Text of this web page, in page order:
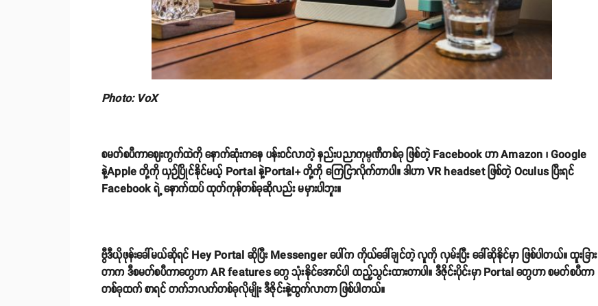
Photo: VoX
စမတ်စပီကာဈေးကွက်ထဲကို နောက်ဆုံးကနေ ပန်းဝင်လာတဲ့ နည်းပညာကုမ္ပဏီတစ်ခု ဖြစ်တဲ့ Facebook ဟာ Amazon ၊ Google
နဲ့Apple တို့ကို ယှဉ်ပြိုင်နိုင်မယ့် Portal နဲ့Portal+ တို့ကို ကြေငြာလိုက်တာပါ။ ဒါဟာ VR headset ဖြစ်တဲ့ Oculus ပြီးရင်
Facebook ရဲ့ နောက်ထပ် ထုတ်ကုန်တစ်ခုဆိုလည်း မမှားပါဘူး။
ဗွီဒီယိုဖုန်းခေါ်မယ်ဆိုရင် Hey Portal ဆိုပြီး Messenger ပေါ်က ကိုယ်ခေါ်ချင်တဲ့ လူကို လှမ်းပြီး ခေါ်ဆိုနိုင်မှာ ဖြစ်ပါတယ်။ ထူးခြား
တာက ဒီစမတ်စပီကာတွေဟာ AR features တွေ သုံးနိုင်အောင်ပါ ထည့်သွင်းထားတာပါ။ ဒီဇိုင်းပိုင်းမှာ Portal တွေဟာ စမတ်စပီကာ
တစ်ခုထက် စာရင် တက်ဘလက်တစ်ခုလိုမျိုး ဒီဇိုင်းနဲ့ထွက်လာတာ ဖြစ်ပါတယ်။